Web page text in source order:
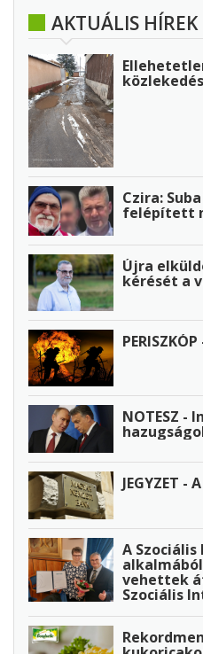
AKTUÁLIS HÍREK
Czira:
felépített
Újra
kérését a
NOTESZ -
JEGYZET -
A
vehettek
Szociális